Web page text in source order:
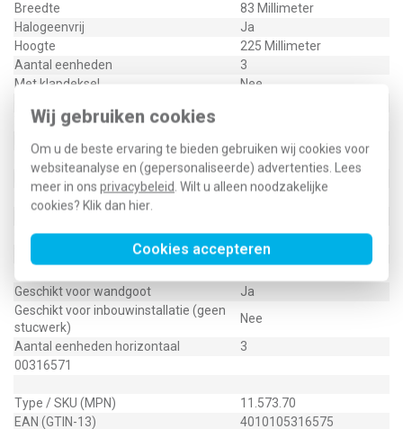
Wij gebruiken cookies
Om u de beste ervaring te bieden gebruiken wij cookies voor
websiteanalyse en (gepersonaliseerde) advertenties. Lees
meer in ons privacybeleid . Wilt u alleen noodzakelijke
cookies? Klik dan hier
Cookies accepteren
Breedte
83 Millimeter
Halogeenvrij
Ja
Hoogte
225 Millimeter
Aantal eenheden
3
Met klapdeksel
Nee
Tekstveld/beschrijvingsvlak
Kwaliteitsklasse
Thermoplast
Materiaal
Kunststof
Bevestigingswijze
Klem-/schroefbevestiging
Montagerichting
Horizontaal en verticaal
Geschikt voor vloerpot
Nee
Nee
Geschikt voor wandgoot
Ja
Geschikt voor inbouwinstallatie (geen
stucwerk)
Nee
Aantal eenheden horizontaal
3
00316571
Type / SKU (MPN)
11.573.70
EAN (GTIN-13)
4010105316575